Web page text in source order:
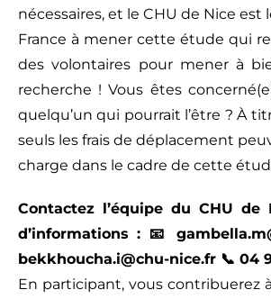
nécessaires, et le CHU de Nice est
France à mener cette étude qui
des volontaires pour mener à
recherche ! Vous êtes
quelqu’un qui pourrait l’être ? À
seuls les frais de déplacement
charge dans le cadre de cette
Contactez l’équipe du CHU de
d’informations : 📧
bekkhoucha.i@chu-nice.fr 📞 04
En participant, vous contribuerez